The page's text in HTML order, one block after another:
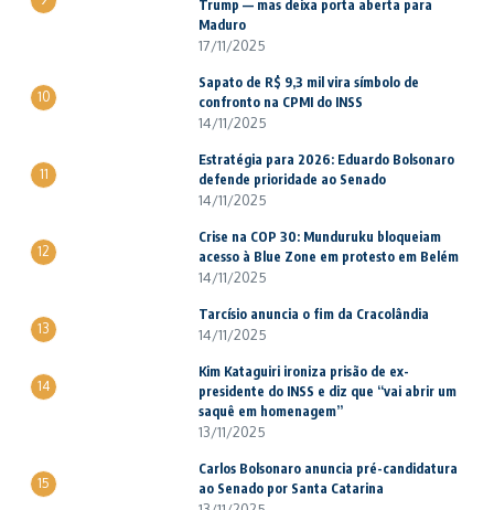
Trump — mas deixa porta aberta para
Maduro
17/11/2025
10
Sapato de R$ 9,3 mil vira símbolo de
confronto na CPMI do INSS
14/11/2025
11
Estratégia para 2026: Eduardo Bolsonaro
defende prioridade ao Senado
14/11/2025
12
Crise na COP 30: Munduruku bloqueiam
acesso à Blue Zone em protesto em Belém
14/11/2025
13
Tarcísio anuncia o fim da Cracolândia
14/11/2025
14
Kim Kataguiri ironiza prisão de ex-
presidente do INSS e diz que “vai abrir um
saquê em homenagem”
13/11/2025
15
Carlos Bolsonaro anuncia pré-candidatura
ao Senado por Santa Catarina